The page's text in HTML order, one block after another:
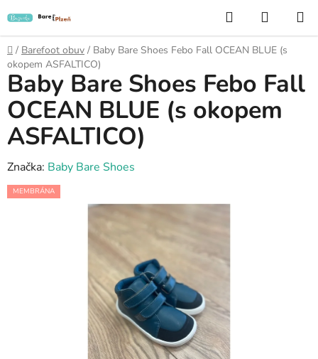
na
obsah
Hledat
KOŠÍK
Domů
/ Barefoot obuv / Baby Bare Shoes Febo Fall OCEAN BLUE (s
okopem ASFALTICO)
Baby Bare Shoes Febo Fall
OCEAN BLUE (s okopem
ASFALTICO)
Značka: Baby Bare Shoes
MEMBRÁNA